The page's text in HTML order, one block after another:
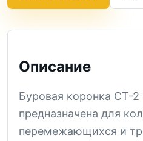
Описание
Буровая коронка СТ-2
предназначена для
перемежающихся и